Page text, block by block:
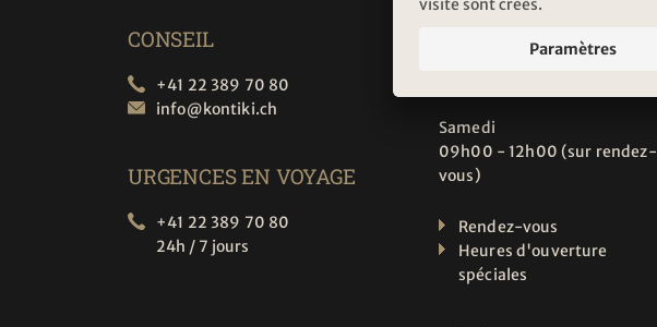
CONSEIL
+41 22 389 70 80
info@kontiki.ch
URGENCES EN VOYAGE
+41 22 389 70 80
24h / 7 jours
10h00 - 12h00
Samedi
09h00 - 12h00 (sur rendez-
vous)
Rendez-vous
Heures d'ouverture
spéciales